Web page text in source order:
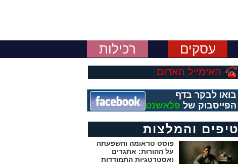
עסקים רכילות
האימייל האדום
בואו לבקר בדף
הפייסבוק של פלאשנט
טיפים והמלצות
פוסט טראומה והשפעתה
על ההורות: אתגרים
ואסטרטגיות התמודדות